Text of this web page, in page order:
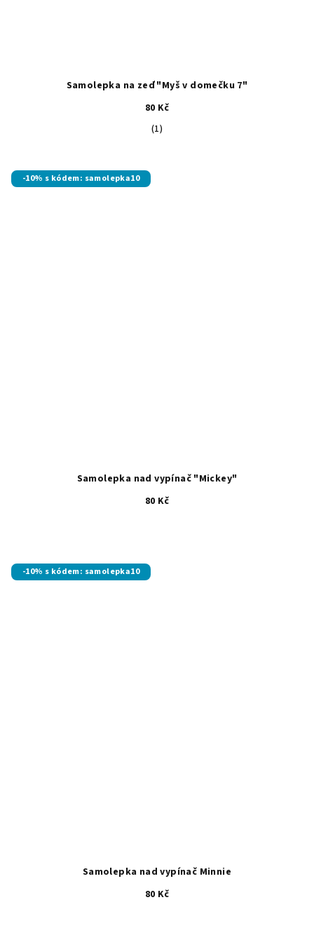
Samolepka na zeď "Myš v domečku 7"
80 Kč
Průměrné
je
5,0
(1)
-10% s kódem: samolepka10
Samolepka nad vypínač "Mickey"
80 Kč
-10% s kódem: samolepka10
Samolepka nad vypínač Minnie
80 Kč